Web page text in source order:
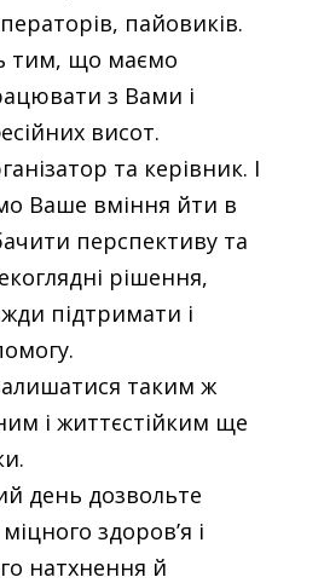
пайовиків.
тим, що маємо
з Вами і
висот.
та керівник. І
Ваше вміння йти в
перспективу та
рішення,
підтримати і
таким ж
і життєстійким ще
день дозвольте
здоров’я і
натхнення й